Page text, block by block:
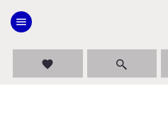
menu
favorite